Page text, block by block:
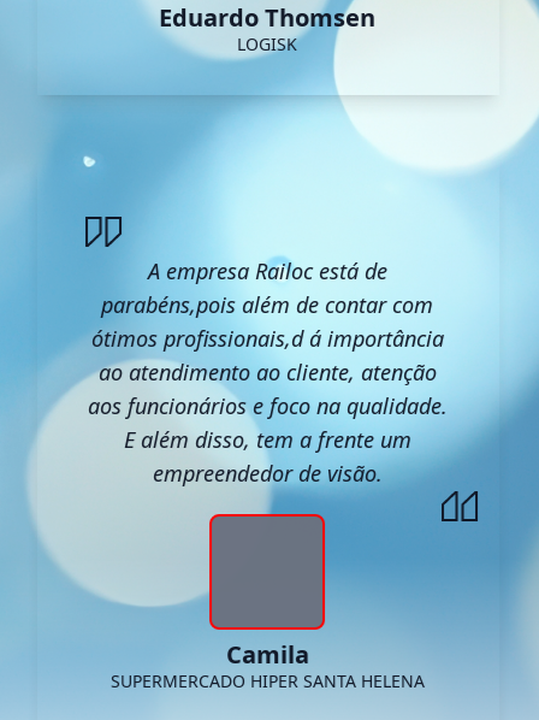
Eduardo Thomsen
LOGISK
A empresa Railoc está de
parabéns,pois além de contar com
ótimos profissionais,d á importância
ao atendimento ao cliente, atenção
aos funcionários e foco na qualidade.
E além disso, tem a frente um
empreendedor de visão.
Camila
SUPERMERCADO HIPER SANTA HELENA